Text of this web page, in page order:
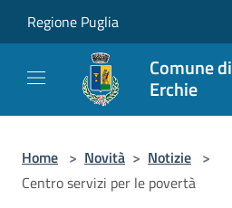
Regione Puglia
Comune di
Erchie
Home > Novità > Notizie >
Centro servizi per le povertà